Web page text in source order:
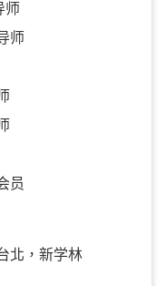
师
师
员
北，新学林